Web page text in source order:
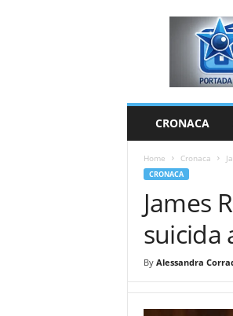
CRONACA
Home Cronaca
CRONACA
James
suicida
By Alessandra